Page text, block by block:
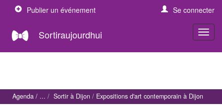
Publier un événement Se connecter
Sortiraujourdhui
Agenda Sortir à Dijon Expositions d'art contemporain à Dijon